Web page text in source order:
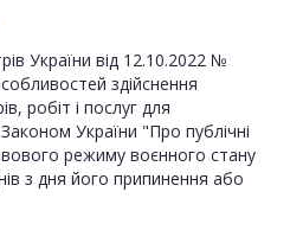
України від 12.10.2022 №
здійснення
робіт і послуг для
України "Про публічні
режиму воєнного стану
з дня його припинення або